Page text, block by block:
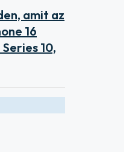
amit az
16
10,